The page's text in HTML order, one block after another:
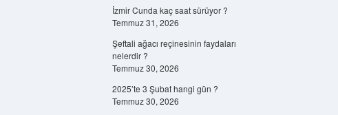
İzmir Cunda kaç saat sürüyor ?
Temmuz 31, 2026
Şeftali ağacı reçinesinin faydaları
nelerdir ?
Temmuz 30, 2026
2025’te 3 Şubat hangi gün ?
Temmuz 30, 2026